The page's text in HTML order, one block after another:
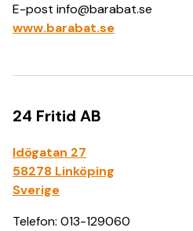
E-post info@barabat.se
www.barabat.se
24 Fritid AB
Idögatan 27
58278 Linköping
Sverige
Telefon: 013-129060